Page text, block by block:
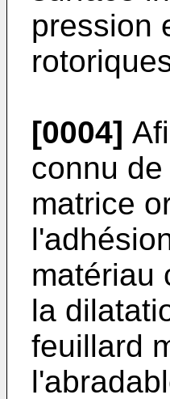
pression
[0004]
connu
matrice
matériau
la
feuillard